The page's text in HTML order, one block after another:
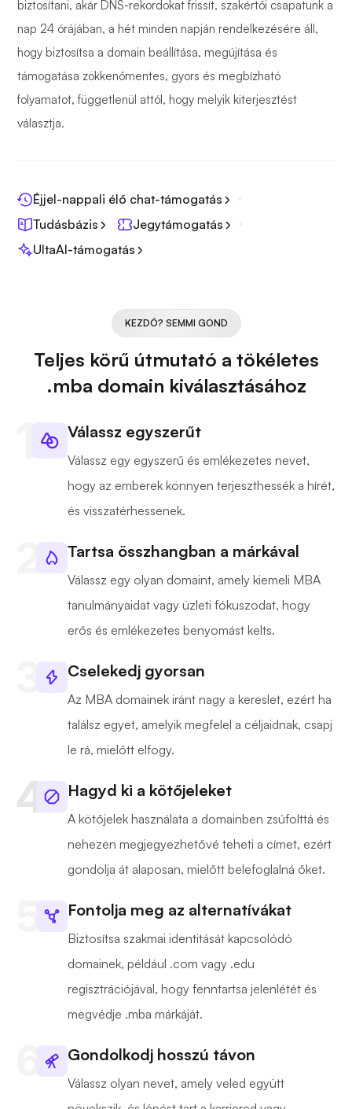
biztosítani, akár DNS-rekordokat frissít, szakértői csapatunk a
nap 24 órájában, a hét minden napján rendelkezésére áll,
hogy biztosítsa a domain beállítása, megújítása és
támogatása zökkenőmentes, gyors és megbízható
folyamatot, függetlenül attól, hogy melyik kiterjesztést
választja.
Éjjel-nappali élő chat-támogatás
Tudásbázis
Jegytámogatás
UltaAI-támogatás
KEZDŐ? SEMMI GOND
Teljes körű útmutató a tökéletes
.mba domain kiválasztásához
Válassz egyszerűt
Válassz egy egyszerű és emlékezetes nevet,
hogy az emberek könnyen terjeszthessék a hírét,
és visszatérhessenek.
Tartsa összhangban a márkával
Válassz egy olyan domaint, amely kiemeli MBA
tanulmányaidat vagy üzleti fókuszodat, hogy
erős és emlékezetes benyomást kelts.
Cselekedj gyorsan
Az MBA domainek iránt nagy a kereslet, ezért ha
találsz egyet, amelyik megfelel a céljaidnak, csapj
le rá, mielőtt elfogy.
Hagyd ki a kötőjeleket
A kötőjelek használata a domainben zsúfolttá és
nehezen megjegyezhetővé teheti a címet, ezért
gondolja át alaposan, mielőtt belefoglalná őket.
Fontolja meg az alternatívákat
Biztosítsa szakmai identitását kapcsolódó
domainek, például .com vagy .edu
regisztrációjával, hogy fenntartsa jelenlétét és
megvédje .mba márkáját.
Gondolkodj hosszú távon
Válassz olyan nevet, amely veled együtt